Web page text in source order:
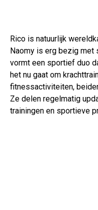
Rico is natuurlijk
Naomy is erg bezig met
vormt een sportief duo
het nu gaat om
fitnessactiviteiten,
Ze delen regelmatig
trainingen en sportieve